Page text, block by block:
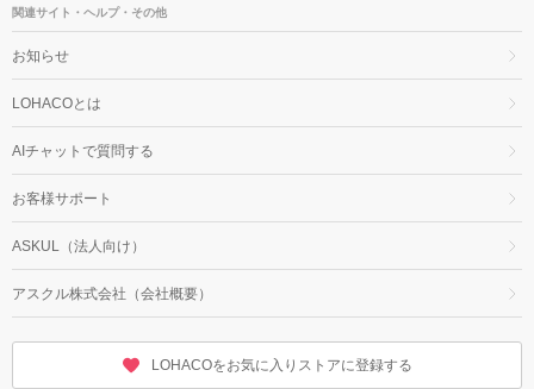
関連サイト・ヘルプ・その他
お知らせ
LOHACOとは
AIチャットで質問する
お客様サポート
ASKUL（法人向け）
アスクル株式会社（会社概要）
LOHACOをお気に入りストアに登録する